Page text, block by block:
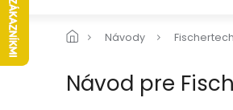
Návody
Návod pre